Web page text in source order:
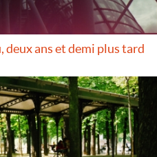
deux ans et demi plus tard